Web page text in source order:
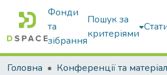
Фонди
та
зібрання
Пошук за
критеріями
Головна